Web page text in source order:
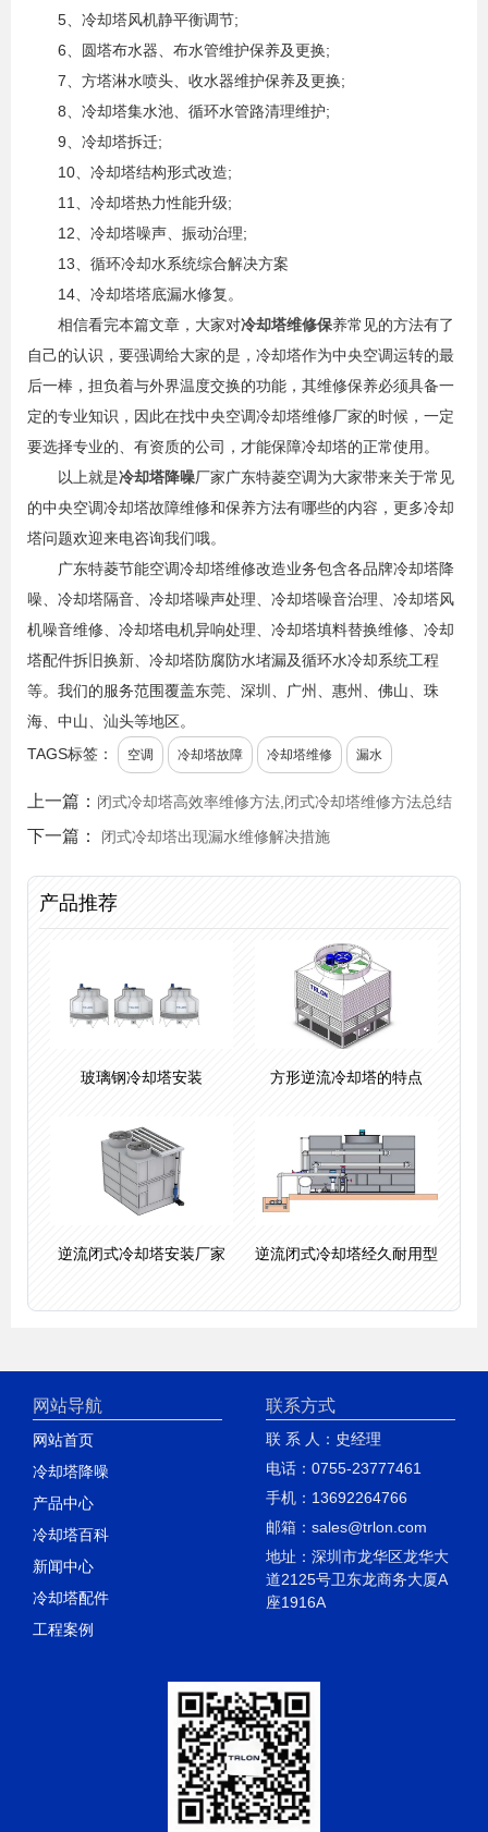
5、冷却塔风机静平衡调节;
6、圆塔布水器、布水管维护保养及更换;
7、方塔淋水喷头、收水器维护保养及更换;
8、冷却塔集水池、循环水管路清理维护;
9、冷却塔拆迁;
10、冷却塔结构形式改造;
11、冷却塔热力性能升级;
12、冷却塔噪声、振动治理;
13、循环冷却水系统综合解决方案
14、冷却塔塔底漏水修复。
相信看完本篇文章，大家对冷却塔维修保养常见的方法有了
自己的认识，要强调给大家的是，冷却塔作为中央空调运转的最
后一棒，担负着与外界温度交换的功能，其维修保养必须具备一
定的专业知识，因此在找中央空调冷却塔维修厂家的时候，一定
要选择专业的、有资质的公司，才能保障冷却塔的正常使用。
以上就是冷却塔降噪厂家广东特菱空调为大家带来关于常见
的中央空调冷却塔故障维修和保养方法有哪些的内容，更多冷却
塔问题欢迎来电咨询我们哦。
广东特菱节能空调冷却塔维修改造业务包含各品牌冷却塔降
噪、冷却塔隔音、冷却塔噪声处理、冷却塔噪音治理、冷却塔风
机噪音维修、冷却塔电机异响处理、冷却塔填料替换维修、冷却
塔配件拆旧换新、冷却塔防腐防水堵漏及循环水冷却系统工程
等。我们的服务范围覆盖东莞、深圳、广州、惠州、佛山、珠
海、中山、汕头等地区。
TAGS标签：
空调 冷却塔故障 冷却塔维修 漏水
上一篇： 闭式冷却塔高效率维修方法,闭式冷却塔维修方法总结
下一篇： 闭式冷却塔出现漏水维修解决措施
产品推荐
玻璃钢冷却塔安装 方形逆流冷却塔的特点
逆流闭式冷却塔安装厂家 逆流闭式冷却塔经久耐用型
网站导航
网站首页
冷却塔降噪
产品中心
冷却塔百科
新闻中心
冷却塔配件
工程案例
联系方式
联 系 人：史经理
电话：0755-23777461
手机：13692264766
邮箱：sales@trlon.com
地址：深圳市龙华区龙华大
道2125号卫东龙商务大厦A
座1916A